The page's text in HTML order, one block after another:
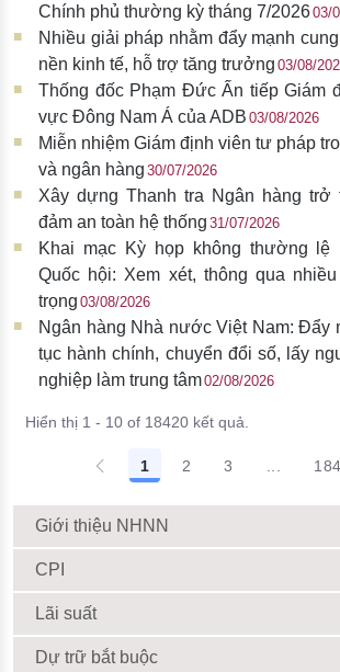
Chính phủ thường kỳ tháng 7/202603/
Nhiều giải pháp nhằm đẩy mạnh
nền kinh tế, hỗ trợ tăng trưởng 03/08/
Thống đốc Phạm Đức Ấn tiếp Giám
vực Đông Nam Á của ADB 03/08/2026
Miễn nhiệm Giám định viên tư pháp
và ngân hàng 30/07/2026
Xây dựng Thanh tra Ngân hàng trở
đảm an toàn hệ thống 31/07/2026
Khai mạc Kỳ họp không thường lệ
Quốc hội: Xem xét, thông qua
trọng 03/08/2026
Ngân hàng Nhà nước Việt Nam: Đẩy
tục hành chính, chuyển đổi số, lấy
nghiệp làm trung tâm02/08/2026
Hiển thị 1 - 10 of 18420 kết quả.
1 2 3
Giới thiệu NHNN
CPI
Lãi suất
Dự trữ bắt buộc